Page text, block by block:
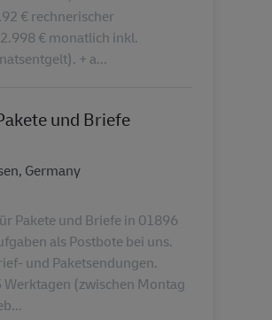
€ rechnerischer
€ monatlich inkl.
+ a...
und Briefe
Germany
Pakete und Briefe in 01896
als Postbote bei uns.
und Paketsendungen.
(zwischen Montag